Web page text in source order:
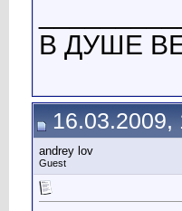
В ДУШЕ
16.03.2009,
andrey lov
Guest